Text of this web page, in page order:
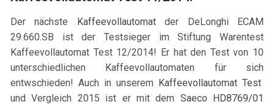
Der nächste Kaffeevollautomatder DeLonghi ECAM
29.660.SB ist der Testsieger im Stiftung Warentest
Kaffeevollautomat Test 12/2014! Er hat den Test von 10
unterschiedlichen Kaffeevollautomaten für sich
entwschieden! Auch in unserem
Kaffeevollautomat Test
und Vergleich 2015 ist er mit dem Saeco HD8769/01